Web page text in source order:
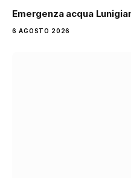
Emergenza acqua
6 AGOSTO 2026